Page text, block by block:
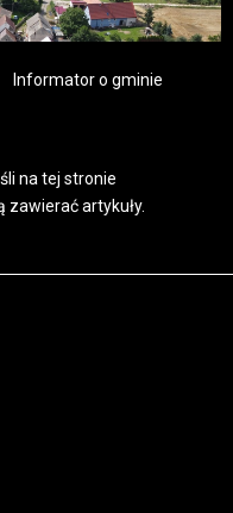
Informator o gminie
na tej stronie
artykuły.